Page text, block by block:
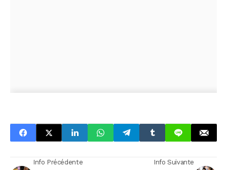
Info Précédente Info Suivante